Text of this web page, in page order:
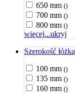
650 mm ()
700 mm ()
800 mm ()
więcej...ukryj
Szerokość łóżka
100 mm ()
135 mm ()
160 mm ()